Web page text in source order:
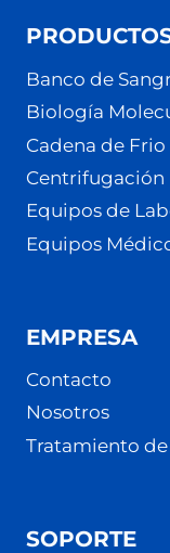
Banco de
Biología
Cadena de Frio
Centrifugación
Equipos de
Equipos
EMPRESA
Contacto
Nosotros
Tratamiento
SOPORTE